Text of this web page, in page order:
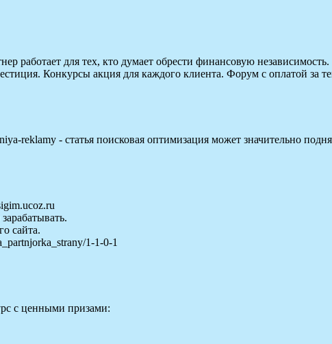
работает для тех, кто думает обрести финансовую независимость.
Конкурсы акция для каждого клиента. Форум с оплатой за
reklamy - статья поисковая оптимизация может значительно
сайта.
1-1-0-1
с ценными призами: